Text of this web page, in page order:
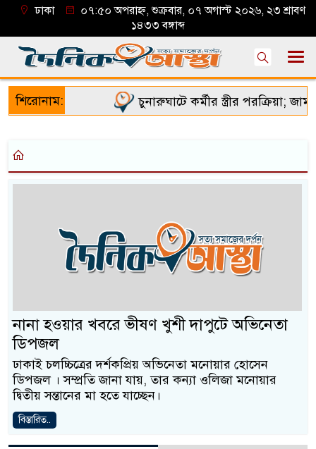
ঢাকা
০৭:৫০ অপরাহ্ন, শুক্রবার, ০৭ অগাস্ট ২০২৬, ২৩ শ্রাবণ
১৪৩৩ বঙ্গাব্দ
শিরোনাম: চুনারুঘাটে কর্মীর স্ত্রীর পরক্রিয়া;
নানা হওয়ার খবরে ভীষণ খুশী দাপুটে অভিনেতা
ডিপজল
ঢাকাই চলচ্চিত্রের দর্শকপ্রিয় অভিনেতা মনোয়ার হোসেন
ডিপজল । সম্প্রতি জানা যায়, তার কন্যা ওলিজা মনোয়ার
দ্বিতীয় সন্তানের মা হতে যাচ্ছেন।
বিস্তারিত..